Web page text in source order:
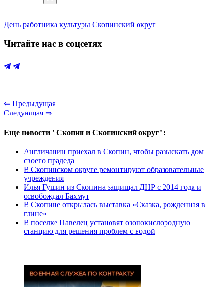
День работника культуры Скопинский округ
Читайте нас в соцсетях
⇐ Предыдущая
Следующая ⇒
Еще новости "Скопин и Скопинский округ":
Англичанин приехал в Скопин, чтобы разыскать дом
своего прадеда
В Скопинском округе ремонтируют образовательные
учреждения
Илья Гущин из Скопина защищал ДНР с 2014 года и
освобождал Бахмут
В Скопине открылась выставка «Сказка, рожденная в
глине»
В поселке Павелец установят озонокислородную
станцию для решения проблем с водой